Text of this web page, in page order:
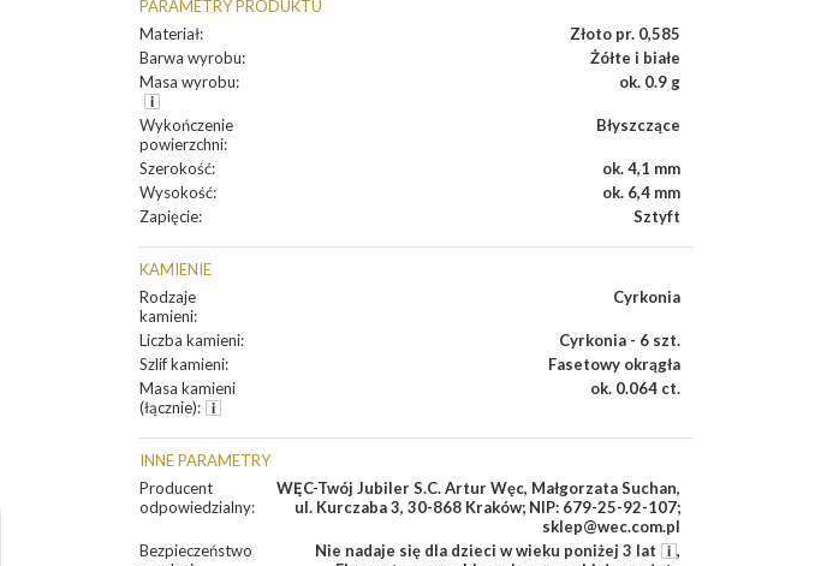
PARAMETRY PRODUKTU
Materiał:
Złoto pr. 0,585
Barwa wyrobu:
Żółte i białe
Masa wyrobu: ok. 0.9 g
Wykończenie
powierzchni:
Błyszczące
Szerokość:
ok. 4,1 mm
Wysokość:
ok. 6,4 mm
Zapięcie: Sztyft
KAMIENIE
Rodzaje
kamieni:
Cyrkonia
Liczba kamieni:
Cyrkonia - 6 szt.
Szlif kamieni:
Fasetowy okrągła
Masa kamieni
(łącznie):
ok. 0.064 ct.
INNE PARAMETRY
Producent
odpowiedzialny:
WĘC-Twój Jubiler S.C. Artur Węc, Małgorzata Suchan,
ul. Kurczaba 3, 30-868 Kraków; NIP: 679-25-92-107;
sklep@wec.com.pl
Bezpieczeństwo
Nie nadaje się dla dzieci w wieku poniżej 3 lat
,